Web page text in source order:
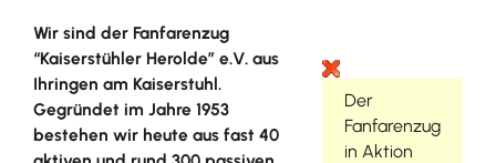
Der
Fanfarenzug
in Aktion
Wir sind der Fanfarenzug
“Kaiserstühler Herolde” e.V. aus
Ihringen am Kaiserstuhl.
Gegründet im Jahre 1953
bestehen wir heute aus fast 40